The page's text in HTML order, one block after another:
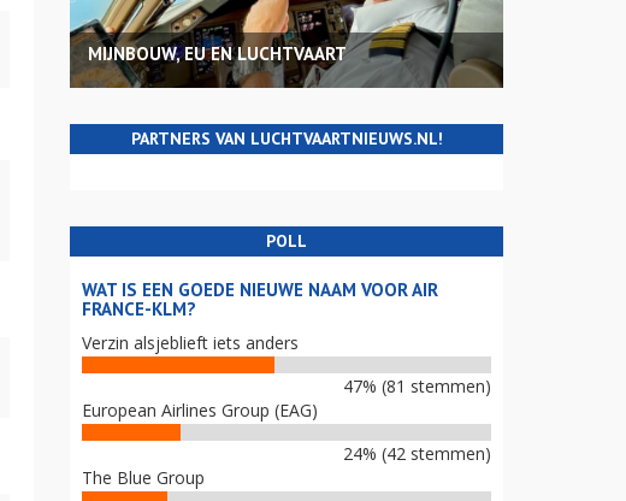
MIJNBOUW, EU EN LUCHTVAART
PARTNERS VAN LUCHTVAARTNIEUWS.NL!
POLL
WAT IS EEN GOEDE NIEUWE NAAM VOOR AIR
FRANCE-KLM?
Verzin alsjeblieft iets anders
47% (81 stemmen)
European Airlines Group (EAG)
24% (42 stemmen)
The Blue Group